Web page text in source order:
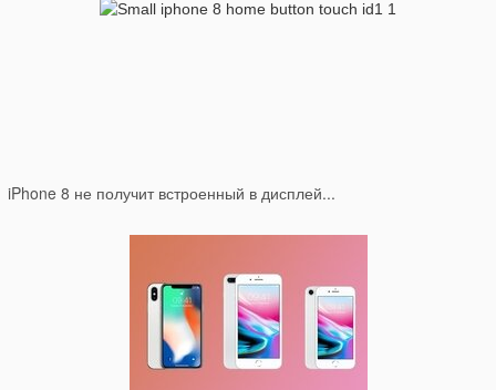
iPhone 8 не получит встроенный в дисплей...